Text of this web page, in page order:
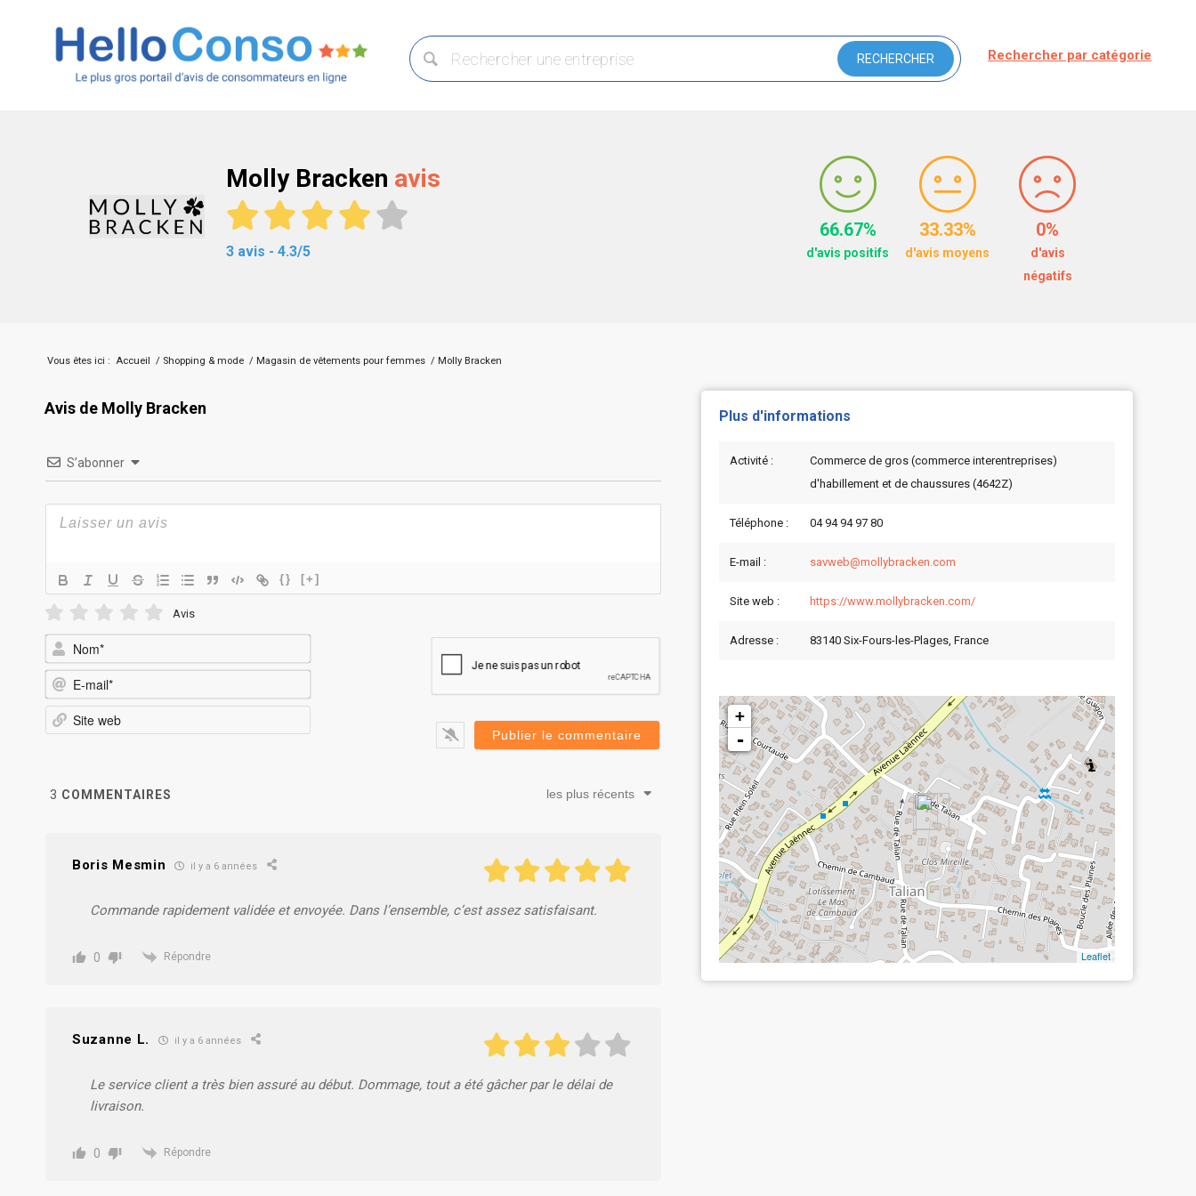
Rechercher par catégorie
Molly Bracken avis
3 avis - 4.3/5
66.67%
d'avis positifs
33.33%
d'avis moyens
0%
d'avis
négatifs
Vous êtes ici : Accueil / Shopping & mode / Magasin de vêtements pour femmes / Molly Bracken
Avis de Molly Bracken
S’abonner
{} [+]
Avis
mail*
3 COMMENTAIRES les plus récents
Boris Mesmin il y a 6 années
Commande rapidement validée et envoyée. Dans l’ensemble, c’est assez satisfaisant.
0 Répondre
Suzanne L. il y a 6 années
Le service client a très bien assuré au début. Dommage, tout a été gâcher par le délai de
livraison.
0 Répondre
Plus d'informations
Activité :
Commerce de gros (commerce interentreprises)
d'habillement et de chaussures (4642Z)
Téléphone : 04 94 94 97 80
E-mail : savweb@mollybracken.com
Site web : https://www.mollybracken.com/
Adresse : 83140 Six-Fours-les-Plages, France
+
-
Leaflet